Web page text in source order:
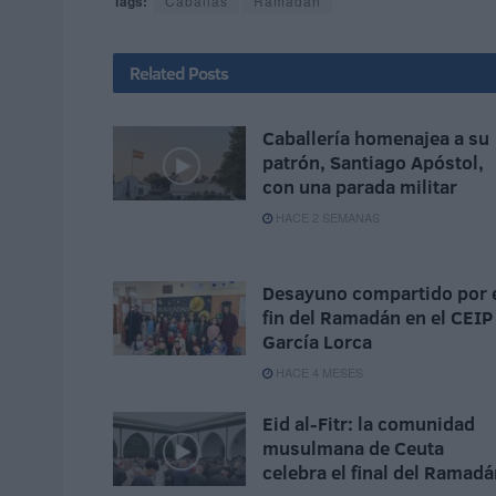
Related Posts
Caballería homenajea a su
patrón, Santiago Apóstol,
con una parada militar
HACE 2 SEMANAS
Desayuno compartido por
fin del Ramadán en el CEIP
García Lorca
HACE 4 MESES
Eid al-Fitr: la comunidad
musulmana de Ceuta
celebra el final del